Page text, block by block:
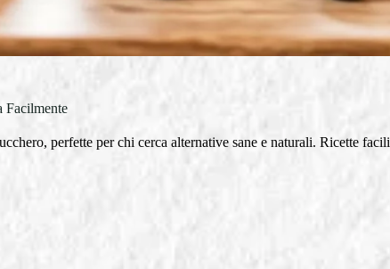
Facilmente
perfette per chi cerca alternative sane e naturali. Ricette facili